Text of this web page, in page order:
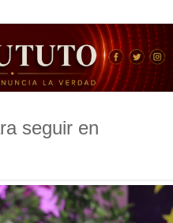
seguir en